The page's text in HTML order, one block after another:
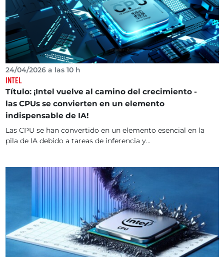
24/04/2026 a las 10 h
INTEL
Título: ¡Intel vuelve al camino del crecimiento -
las CPUs se convierten en un elemento
indispensable de IA!
Las CPU se han convertido en un elemento esencial en la
pila de IA debido a tareas de inferencia y...